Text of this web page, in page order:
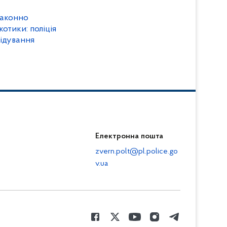
поліція
Електронна пошта
zvern.polt@pl.police.go
v.ua